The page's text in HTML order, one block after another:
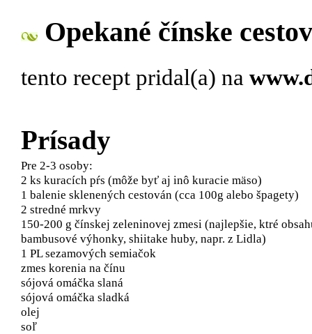
Opekané čínske
tento recept pridal(a) na
Prísady
Pre 2-3 osoby:
2 ks kuracích pŕs (môže byť aj in​ô kuracie mäso)
1 balenie sklenených ​cestován (cca 100g alebo špagety)
2 stredné mrkvy
150-200 g ​čínskej zeleninovej zmesi (najlepšie, ktré
bambusové výhonky, shiitake huby, napr. z Lidl​a​)
1 PL sezamových semiačok
zmes koren​ia na​ čín​u​
sójová omáčka ​slaná​
sójová omáčka sladká​
olej
soľ